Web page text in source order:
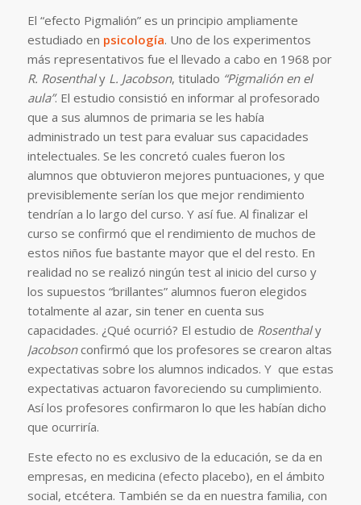
El “efecto Pigmalión” es un principio ampliamente
estudiado en psicología. Uno de los experimentos
más representativos fue el llevado a cabo en 1968 por
R. Rosenthaly L. Jacobson, titulado “Pigmalión en el
aula”. El estudio consistió en informar al profesorado
que a sus alumnos de primaria se les había
administrado un test para evaluar sus capacidades
intelectuales. Se les concretó cuales fueron los
alumnos que obtuvieron mejores puntuaciones, y que
previsiblemente serían los que mejor rendimiento
tendrían a lo largo del curso. Y así fue. Al finalizar el
curso se confirmó que el rendimiento de muchos de
estos niños fue bastante mayor que el del resto. En
realidad no se realizó ningún test al inicio del curso y
los supuestos “brillantes” alumnos fueron elegidos
totalmente al azar, sin tener en cuenta sus
capacidades. ¿Qué ocurrió? El estudio de Rosenthaly
Jacobsonconfirmó que los profesores se crearon altas
expectativas sobre los alumnos indicados. Y que estas
expectativas actuaron favoreciendo su cumplimiento.
Así los profesores confirmaron lo que les habían dicho
que ocurriría.
Este efecto no es exclusivo de la educación, se da en
empresas, en medicina (efecto placebo), en el ámbito
social, etcétera. También se da en nuestra familia, con